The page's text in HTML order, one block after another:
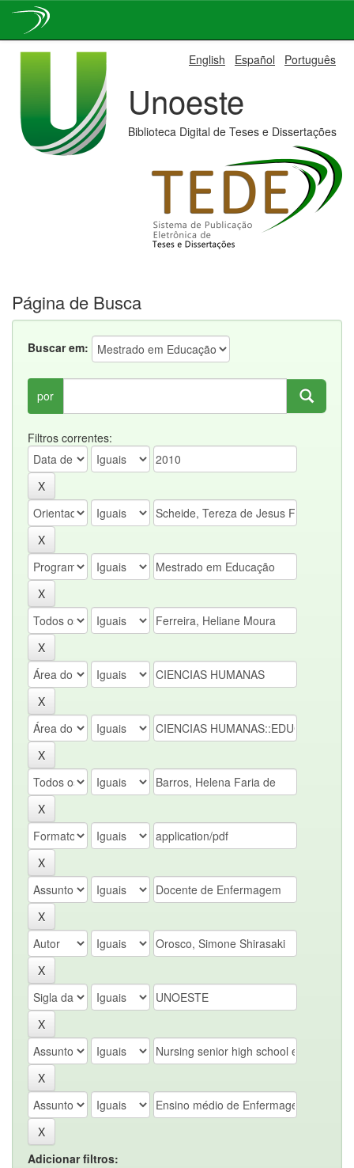
English Español Português
Unoeste
Biblioteca Digital de Teses e Dissertações
Página de Busca
Buscar em:
por
Filtros correntes:
Adicionar filtros: